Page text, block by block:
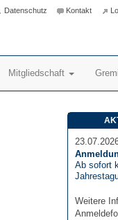
Mitgliedschaft
Datenschutz Kontakt
Ab sofort
Weitere